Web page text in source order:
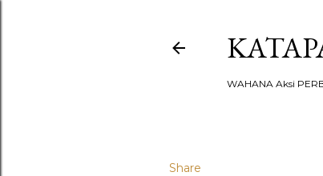
WAHANA Aksi
Share